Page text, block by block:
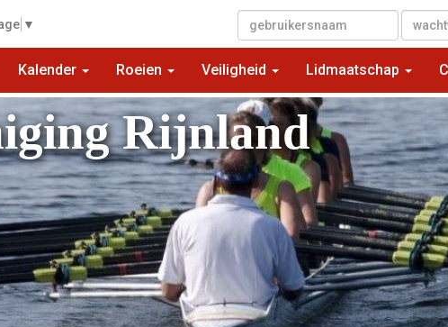
▼
Kalender Roeien Veiligheid Lidmaatschap
Rijnland